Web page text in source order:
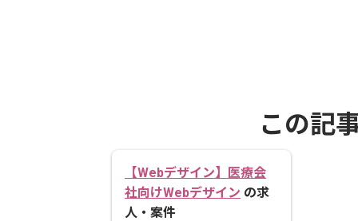
この記
【Webデザイン】医療会
社向けWebデザイン の求
人・案件